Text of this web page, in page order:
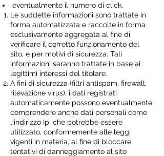
eventualmente il numero di click.
Le suddette informazioni sono trattate in
forma automatizzata e raccolte in forma
esclusivamente aggregata al fine di
verificare il corretto funzionamento del
sito, e per motivi di sicurezza. Tali
informazioni saranno trattate in base ai
legittimi interessi del titolare.
A fini di sicurezza (filtri antispam, firewall,
rilevazione virus), i dati registrati
automaticamente possono eventualmente
comprendere anche dati personali come
l'indirizzo Ip, che potrebbe essere
utilizzato, conformemente alle leggi
vigenti in materia, al fine di bloccare
tentativi di danneggiamento al sito